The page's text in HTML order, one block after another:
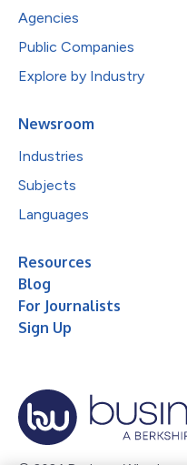
Agencies
Public Companies
Explore by Industry
Newsroom
Industries
Subjects
Languages
Resources
Blog
For Journalists
Sign Up